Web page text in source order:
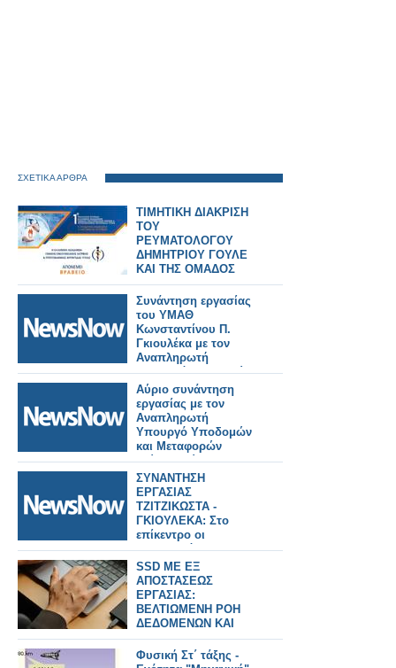
ΣΧΕΤΙΚΑ ΑΡΘΡΑ
ΤΙΜΗΤΙΚΗ ΔΙΑΚΡΙΣΗ
ΤΟΥ
ΡΕΥΜΑΤΟΛΟΓΟΥ
ΔΗΜΗΤΡΙΟΥ ΓΟΥΛΕ
ΚΑΙ ΤΗΣ ΟΜΑΔΟΣ
ΤΟΥ
Συνάντηση εργασίας
του ΥΜΑΘ
Κωνσταντίνου Π.
Γκιουλέκα με τον
Αναπληρωτή
Υπουργό Υποδομών
και Μεταφορών
Γιώργο Κώτσηρα.
Αύριο συνάντηση
εργασίας με τον
Αναπληρωτή
Υπουργό Υποδομών
και Μεταφορών
Γιώργο Κώτσηρα θα
έχει ο Κωνσταντίνος
Γκιουλέκας.
ΣΥΝΑΝΤΗΣΗ
ΕΡΓΑΣΙΑΣ
ΤΖΙΤΖΙΚΩΣΤΑ -
ΓΚΙΟΥΛΕΚΑ: Στο
επίκεντρο οι
προτεραιότητες της
ΕΕ για τα μεγάλα έργα
υποδομών και
μεταφορών, τον
τουρισμό και ο
κομβικός ρόλος της
SSD ME ΕΞ
ΑΠΟΣΤΑΣΕΩΣ
ΕΡΓΑΣΙΑΣ:
ΒΕΛΤΙΩΜΕΝΗ ΡΟΗ
ΔΕΔΟΜΕΝΩΝ ΚΑΙ
ΕΞΟΙΚΟΝΟΜΗΣΗ
ΧΡΟΝΟΥ
Φυσική Στ΄ τάξης -